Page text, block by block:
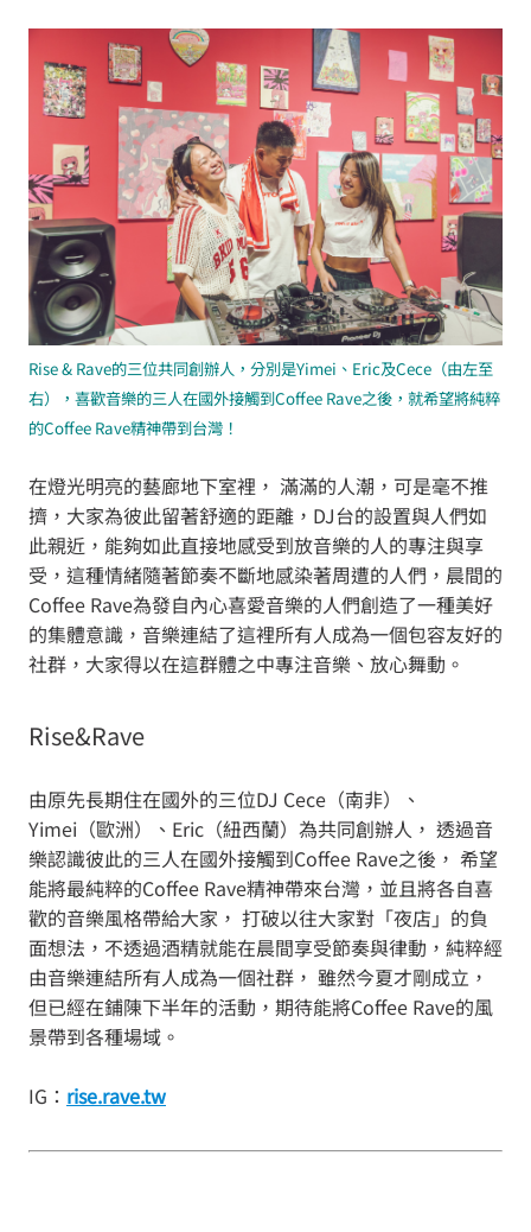
Rise & Rave的三位共同創辦人，分別是Yimei、Eric及Cece（由左至
右），喜歡音樂的三人在國外接觸到Coffee Rave之後，就希望將純粹
的Coffee Rave精神帶到台灣！
在燈光明亮的藝廊地下室裡， 滿滿的人潮，可是毫不推
擠，大家為彼此留著舒適的距離，DJ台的設置與人們如
此親近，能夠如此直接地感受到放音樂的人的專注與享
受，這種情緒隨著節奏不斷地感染著周遭的人們，晨間的
Coffee Rave為發自內心喜愛音樂的人們創造了一種美好
的集體意識，音樂連結了這裡所有人成為一個包容友好的
社群，大家得以在這群體之中專注音樂、放心舞動。
Rise&Rave
由原先長期住在國外的三位DJ Cece（南非）、
Yimei（歐洲）、Eric（紐西蘭）為共同創辦人， 透過音
樂認識彼此的三人在國外接觸到Coffee Rave之後， 希望
能將最純粹的Coffee Rave精神帶來台灣，並且將各自喜
歡的音樂風格帶給大家， 打破以往大家對「夜店」的負
面想法，不透過酒精就能在晨間享受節奏與律動，純粹經
由音樂連結所有人成為一個社群， 雖然今夏才剛成立，
但已經在鋪陳下半年的活動，期待能將Coffee Rave的風
景帶到各種場域。
IG： rise.rave.tw